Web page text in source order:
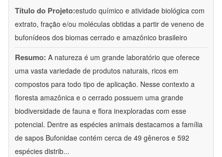
Título do Projeto:estudo químico e atividade biológica com
extrato, fração e/ou moléculas obtidas a partir de veneno de
bufonídeos dos biomas cerrado e amazônico brasileiro
Resumo: A natureza é um grande laboratório que oferece
uma vasta variedade de produtos naturais, ricos em
compostos para todo tipo de aplicação. Nesse contexto a
floresta amazônica e o cerrado possuem uma grande
biodiversidade de fauna e flora inexploradas com esse
potencial. Dentre as espécies animais destacamos a família
de sapos Bufonidae contém cerca de 49 gêneros e 592
espécies distrib...